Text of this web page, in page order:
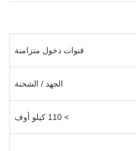
قنوات دخول متزامنة
الجهد / الشحنة
> 110 كيلو أوف